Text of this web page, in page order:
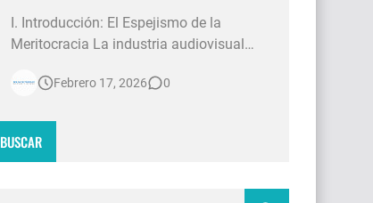
I. Introducción: El Espejismo de la
Meritocracia La industria audiovisual
contradicciones estructurales. Mientras
tecnología 4K, escenografías de
Febrero 17, 2026 0
BUSCAR